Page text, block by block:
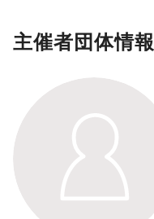
主催者団体情報